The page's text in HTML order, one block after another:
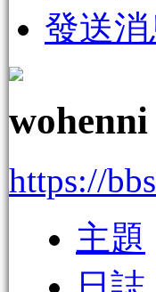
發送消
wohenni
https://
主題